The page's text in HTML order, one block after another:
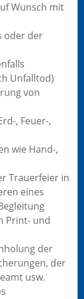
Wunsch mit
oder der
Unfalltod)
von
, Feuer-,
wie Hand-,
Trauerfeier in
eines
Print- und
der
der
usw.